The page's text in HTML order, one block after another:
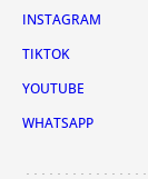
INSTAGRAM
TIKTOK
YOUTUBE
WHATSAPP